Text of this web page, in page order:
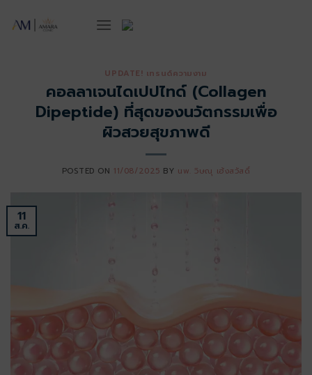
UPDATE! เทรนด์ความงาม
คอลลาเจนไดเปปไทด์ (Collagen
Dipeptide) ที่สุดของนวัตกรรมเพื่อ
ผิวสวยสุขภาพดี
POSTED ON 11/08/2025 BY นพ. วิษณุ เฮ้งสวัสดิ์
11
ส.ค.